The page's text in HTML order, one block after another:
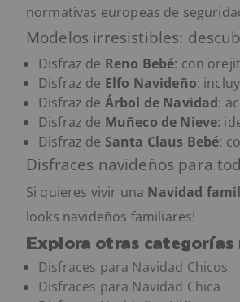
normativas europeas de
Modelos irresistibles:
Disfraz de Reno Bebé: con
Disfraz de Elfo Navideño:
Disfraz de Árbol de Navidad:
Disfraz de Muñeco de Nieve:
Disfraz de Santa Claus Bebé:
Disfraces navideños para
Si quieres vivir una Navidad
looks navideños familiares!
Explora otras categorías
Disfraces para Navidad Chicos
Disfraces para Navidad Chica